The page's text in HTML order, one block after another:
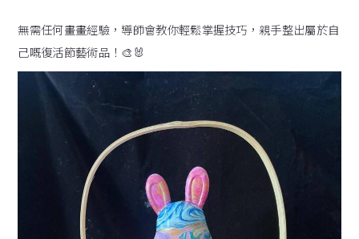
無需任何畫畫經驗，導師會教你輕鬆掌握技巧，親手整出屬於自
己嘅復活節藝術品！🎨🐰